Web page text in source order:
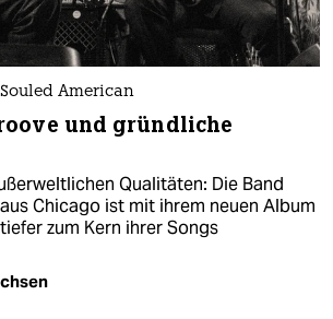
American
und gründliche
Qualitäten: Die Band
Chicago ist mit ihrem neuen Album
zum Kern ihrer Songs